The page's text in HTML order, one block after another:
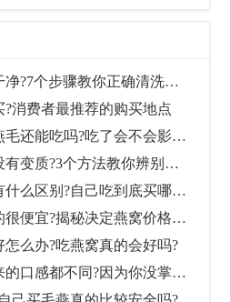
毛燕怎么挑毛最快最干净?7个步骤教你正确清洗毛燕
消费者最推荐的购买地点
燕窝泡发后有很多小燕毛还能吃吗?吃了会不会影响健康?
鲜炖燕窝怎么判断有没有变质?3个方法教你辨别是否还能喝
干挑燕窝大盏和小盏有什么区别?自己吃到底买哪个好?
燕窝为什么有的贵有的很便宜?揭秘决定燕窝价格的10大原因
么办?吃燕窝真的会好吗?
为什么每次燕窝炖出来的口感都不同?因为你没掌握好泡发和炖煮时间